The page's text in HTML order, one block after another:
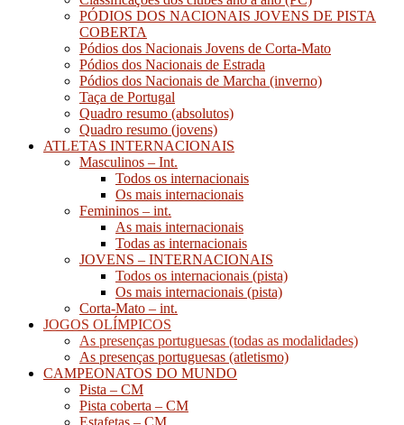
PÓDIOS DOS NACIONAIS JOVENS DE PISTA
COBERTA
Pódios dos Nacionais Jovens de Corta-Mato
Pódios dos Nacionais de Estrada
Pódios dos Nacionais de Marcha (inverno)
Taça de Portugal
Quadro resumo (absolutos)
Quadro resumo (jovens)
ATLETAS INTERNACIONAIS
Masculinos – Int.
Todos os internacionais
Os mais internacionais
Femininos – int.
As mais internacionais
Todas as internacionais
JOVENS – INTERNACIONAIS
Todos os internacionais (pista)
Os mais internacionais (pista)
Corta-Mato – int.
JOGOS OLÍMPICOS
As presenças portuguesas (todas as modalidades)
As presenças portuguesas (atletismo)
CAMPEONATOS DO MUNDO
Pista – CM
Pista coberta – CM
Estafetas – CM